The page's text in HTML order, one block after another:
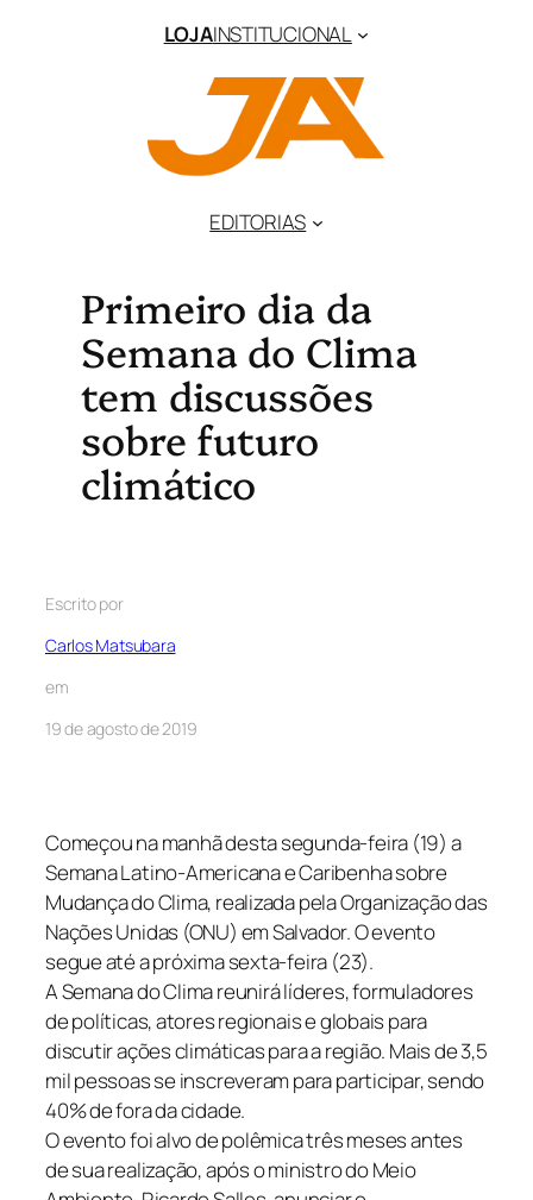
LOJAINSTITUCIONAL
EDITORIAS
Primeiro dia da
Semana do Clima
tem discussões
sobre futuro
climático
Escrito por
Carlos Matsubara
em
19 de agosto de 2019
Começou na manhã desta segunda-feira (19) a
Semana Latino-Americana e Caribenha sobre
Mudança do Clima, realizada pela Organização das
Nações Unidas (ONU) em Salvador. O evento
segue até a próxima sexta-feira (23).
A Semana do Clima reunirá líderes, formuladores
de políticas, atores regionais e globais para
discutir ações climáticas para a região. Mais de 3,5
mil pessoas se inscreveram para participar, sendo
40% de fora da cidade.
O evento foi alvo de polêmica três meses antes
de sua realização, após o ministro do Meio